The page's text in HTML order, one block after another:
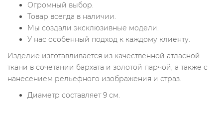
Огромный выбор.
Товар всегда в наличии.
Мы создали эксклюзивные модели.
У нас особенный подход к каждому клиенту.
Изделие изготавливается из качественной атласной
ткани в сочетании бархата и золотой парчой, а также с
нанесением рельефного изображения и страз.
Диаметр составляет 9 см.